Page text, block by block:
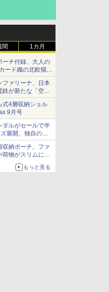
間 1カ月
ーチ付録、大人の
ード織の北欧猫デ
ファリーナ、日本
鉄が新たな「空港
式4層収納ショル
9月号
ダルがセールで半
展開、独自のク
収納ポーチ。ファ
荷物がスリムにま
もっと見る